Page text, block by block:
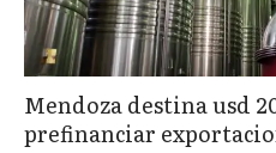
Mendoza destina usd
prefinanciar